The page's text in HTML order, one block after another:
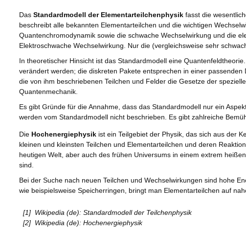
Das Standardmodell der Elementarteilchenphysik fasst die
beschreibt alle bekannten Elementarteilchen und die wichtigen
Quantenchromodynamik sowie die schwache Wechselwirkung und die
Elektroschwache Wechselwirkung. Nur die (vergleichsweise sehr
In theoretischer Hinsicht ist das Standardmodell eine
verändert werden; die diskreten Pakete entsprechen in einer
die von ihm beschriebenen Teilchen und Felder die Gesetze der
Quantenmechanik.
Es gibt Gründe für die Annahme, dass das Standardmodell nur ein
werden vom Standardmodell nicht beschrieben. Es gibt zahlreiche
Die Hochenergiephysik ist ein Teilgebiet der Physik, das sich aus der
kleinen und kleinsten Teilchen und Elementarteilchen und deren
heutigen Welt, aber auch des frühen Universums in einem extrem
sind.
Bei der Suche nach neuen Teilchen und Wechselwirkungen sind hohe
wie beispielsweise Speicherringen, bringt man Elementarteilchen auf
[1] Wikipedia (de): Standardmodell der Teilchenphysik
[2] Wikipedia (de): Hochenergiephysik